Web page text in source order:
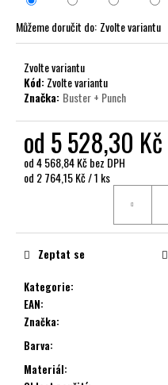
Můžeme doručit do: Zvolte variantu
Zvolte variantu
Kód:Zvolte variantu
Značka: Buster + Punch
od 5 528,30 Kč
od4 568,84 Kčbez DPH
Měrná
od 2 764,15 Kč / 1 ks
Kategorie:
EAN:
Značka:
Barva:
Materiál:
Zeptat se
o
r
e
m